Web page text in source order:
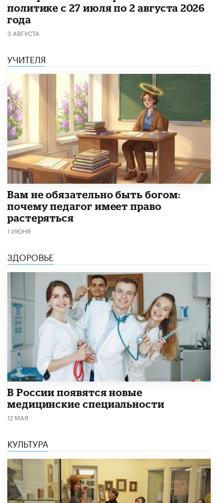
политике с 27 июля по 2 августа 2026
года
3 АВГУСТА
УЧИТЕЛЯ
​Вам не обязательно быть богом:
почему педагог имеет право
растеряться
1 ИЮНЯ
ЗДОРОВЬЕ
В России появятся новые
медицинские специальности
12 МАЯ
КУЛЬТУРА